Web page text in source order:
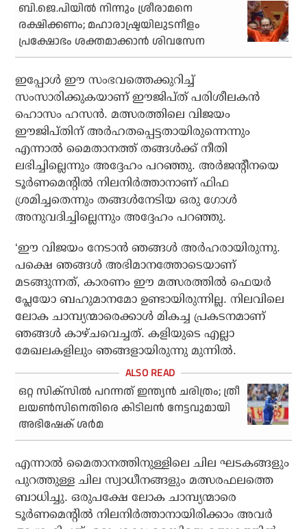
ബി.ജെ.പിയില്‍ നിന്നും ശ്രീരാമനെ
രക്ഷിക്കണം; മഹാരാഷ്ട്രയിലുടനീളം
പ്രക്ഷോഭം ശക്തമാക്കാന്‍ ശിവസേന
ഇപ്പോള്‍ ഈ സംഭവത്തെക്കുറിച്ച്
സംസാരിക്കുകയാണ് ഈജിപ്ത് പരിശീലകന്‍
ഹൊസം ഹസന്‍. മത്സരത്തിലെ വിജയം
ഈജിപ്തിന് അര്‍ഹതപ്പെട്ടതായിരുന്നെന്നും
എന്നാല്‍ മൈതാനത്ത് തങ്ങള്‍ക്ക് നീതി
ലഭിച്ചില്ലെന്നും അദ്ദേഹം പറഞ്ഞു. അര്‍ജന്റീനയെ
ടൂര്‍ണമെന്റില്‍ നിലനിര്‍ത്താനാണ് ഫിഫ
ശ്രമിച്ചതെന്നും തങ്ങള്‍നേടിയ ഒരു ഗോള്‍
അനുവദിച്ചില്ലെന്നും അദ്ദേഹം പറഞ്ഞു.
‘ഈ വിജയം നേടാന്‍ ഞങ്ങള്‍ അര്‍ഹരായിരുന്നു.
പക്ഷെ ഞങ്ങള്‍ അഭിമാനത്തോടെയാണ്
മടങ്ങുന്നത്, കാരണം ഈ മത്സരത്തില്‍ ഫെയര്‍
പ്ലേയോ ബഹുമാനമോ ഉണ്ടായിരുന്നില്ല. നിലവിലെ
ലോക ചാമ്പ്യന്മാരെക്കാള്‍ മികച്ച പ്രകടനമാണ്
ഞങ്ങള്‍ കാഴ്ചവെച്ചത്. കളിയുടെ എല്ലാ
മേഖലകളിലും ഞങ്ങളായിരുന്നു മുന്നില്‍.
ഒറ്റ സിക്‌സില്‍ പറന്നത് ഇന്ത്യന്‍ ചരിത്രം; ത്രീ
ലയണ്‍സിനെതിരെ കിടിലന്‍ നേട്ടവുമായി
അഭിഷേക് ശര്‍മ
എന്നാല്‍ മൈതാനത്തിനുള്ളിലെ ചില ഘടകങ്ങളും
പുറത്തുള്ള ചില സ്വാധീനങ്ങളും മത്സരഫലത്തെ
ബാധിച്ചു. ഒരുപക്ഷേ ലോക ചാമ്പ്യന്മാരെ
ടൂര്‍ണമെന്റില്‍ നിലനിര്‍ത്താനായിരിക്കാം അവര്‍